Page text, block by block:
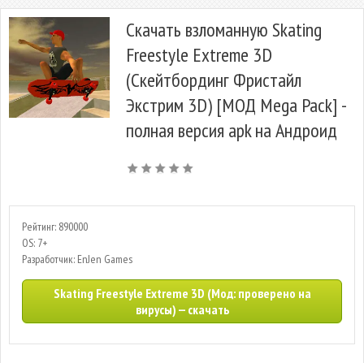
Скачать взломанную Skating
Freestyle Extreme 3D
(Скейтбординг Фристайл
Экстрим 3D) [МОД Mega Pack] -
полная версия apk на Андроид
Рейтинг: 890000
OS: 7+
Разработчик: EnJen Games
Skating Freestyle Extreme 3D (Мод: проверено на
вирусы) — скачать